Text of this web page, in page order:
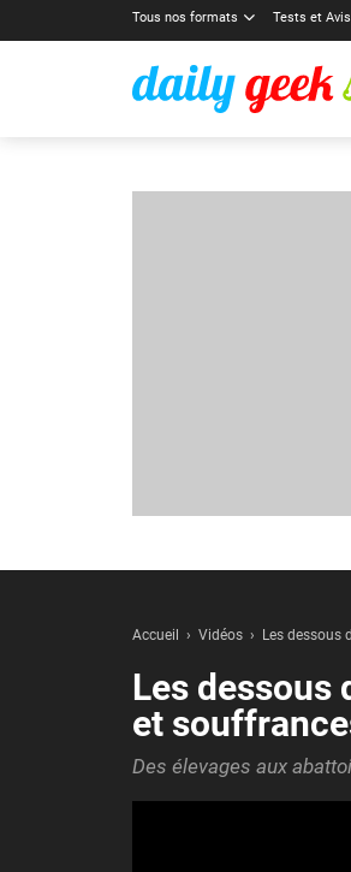
Tous nos formats Tests et Avis
Accueil Vidéos Les dessous
Les dessous
et
Des élevages aux